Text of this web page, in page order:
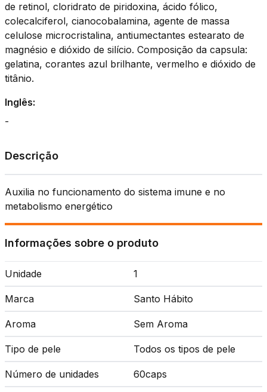
de retinol, cloridrato de piridoxina, ácido fólico,
colecalciferol, cianocobalamina, agente de massa
celulose microcristalina, antiumectantes estearato de
magnésio e dióxido de silício. Composição da capsula:
gelatina, corantes azul brilhante, vermelho e dióxido de
titânio.
Inglês:
-
Descrição
Auxilia no funcionamento do sistema imune e no
metabolismo energético
Informações sobre o produto
Unidade 1
Marca Santo Hábito
Aroma Sem Aroma
Tipo de pele Todos os tipos de pele
Número de unidades 60caps